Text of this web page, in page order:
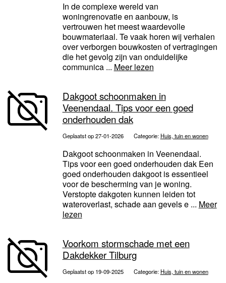
In de complexe wereld van
woningrenovatie en aanbouw, is
vertrouwen het meest waardevolle
bouwmateriaal. Te vaak horen wij verhalen
over verborgen bouwkosten of vertragingen
die het gevolg zijn van onduidelijke
communica ... Meer lezen
Dakgoot schoonmaken in
Veenendaal. Tips voor een goed
onderhouden dak
Geplaatst op 27-01-2026 Categorie: Huis, tuin en wonen
Dakgoot schoonmaken in Veenendaal.
Tips voor een goed onderhouden dak Een
goed onderhouden dakgoot is essentieel
voor de bescherming van je woning.
Verstopte dakgoten kunnen leiden tot
wateroverlast, schade aan gevels e ... Meer
lezen
Voorkom stormschade met een
Dakdekker Tilburg
Geplaatst op 19-09-2025 Categorie: Huis, tuin en wonen